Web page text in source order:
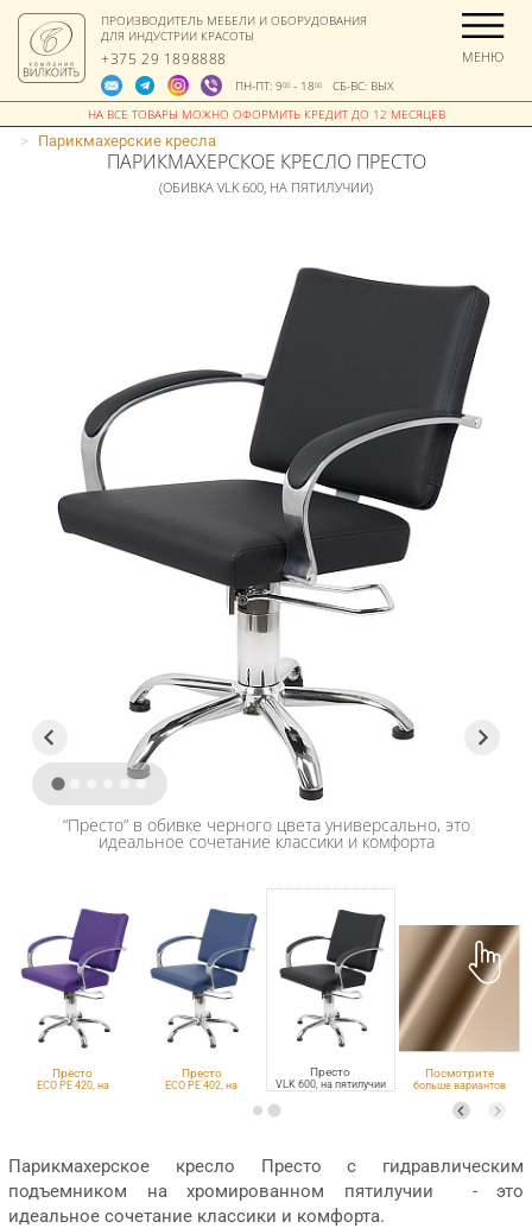
ПРОИЗВОДИТЕЛЬ МЕБЕЛИ И ОБОРУДОВАНИЯ
ДЛЯ ИНДУСТРИИ КРАСОТЫ
+375 29 1898888
ПН-ПТ: 900- 1800СБ-ВС: ВЫХ
МЕНЮ
> Парикмахерские кресла
ПАРИКМАХЕРСКОЕ КРЕСЛО ПРЕСТО
(ОБИВКА VLK 600, НА ПЯТИЛУЧИИ)
Престо
ECO PE 420, на
Престо
ECO PE 402, на
Престо
VLK 600, на пятилучии
Посмотрите
больше вариантов
“Престо” в обивке черного цвета универсально, это
идеальное сочетание классики и комфорта
Парикмахерское кресло Престо с гидравлическим
подъемником на хромированном пятилучии - это
идеальное сочетание классики и комфорта.